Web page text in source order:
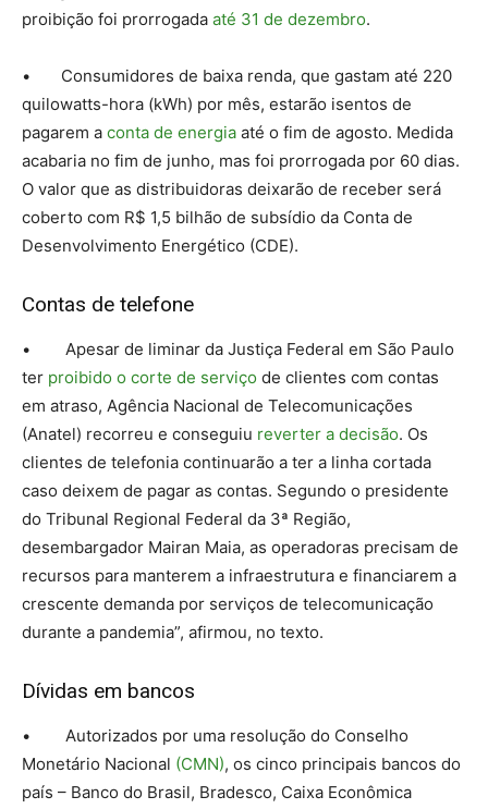
proibição foi prorrogada até 31 de dezembro.
• Consumidores de baixa renda, que gastam até 220
quilowatts-hora (kWh) por mês, estarão isentos de
pagarem a conta de energia até o fim de agosto. Medida
acabaria no fim de junho, mas foi prorrogada por 60 dias.
O valor que as distribuidoras deixarão de receber será
coberto com R$ 1,5 bilhão de subsídio da Conta de
Desenvolvimento Energético (CDE).
Contas de telefone
• Apesar de liminar da Justiça Federal em São Paulo
ter proibido o corte de serviço de clientes com contas
em atraso, Agência Nacional de Telecomunicações
(Anatel) recorreu e conseguiu reverter a decisão. Os
clientes de telefonia continuarão a ter a linha cortada
caso deixem de pagar as contas. Segundo o presidente
do Tribunal Regional Federal da 3ª Região,
desembargador Mairan Maia, as operadoras precisam de
recursos para manterem a infraestrutura e financiarem a
crescente demanda por serviços de telecomunicação
durante a pandemia”, afirmou, no texto.
Dívidas em bancos
• Autorizados por uma resolução do Conselho
Monetário Nacional (CMN), os cinco principais bancos do
país – Banco do Brasil, Bradesco, Caixa Econômica